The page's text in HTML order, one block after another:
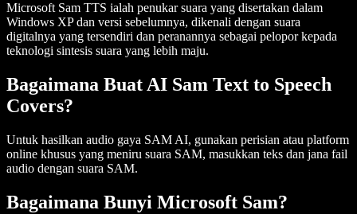
Microsoft Sam TTS ialah penukar suara yang disertakan dalam
Windows XP dan versi sebelumnya, dikenali dengan suara
digitalnya yang tersendiri dan peranannya sebagai pelopor kepada
teknologi sintesis suara yang lebih maju.
Bagaimana Buat AI Sam Text to Speech
Covers?
Untuk hasilkan audio gaya SAM AI, gunakan perisian atau platform
online khusus yang meniru suara SAM, masukkan teks dan jana fail
audio dengan suara SAM.
Bagaimana Bunyi Microsoft Sam?